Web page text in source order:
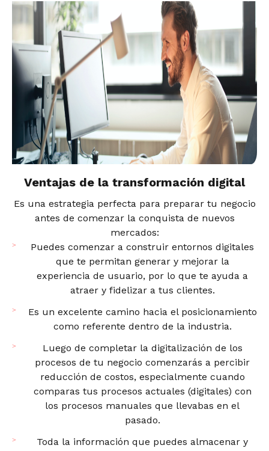
Ventajas de la transformación digital
Es una estrategia perfecta para preparar tu negocio
antes de comenzar la conquista de nuevos
mercados:
Puedes comenzar a construir entornos digitales
que te permitan generar y mejorar la
experiencia de usuario, por lo que te ayuda a
atraer y fidelizar a tus clientes.
Es un excelente camino hacia el posicionamiento
como referente dentro de la industria.
Luego de completar la digitalización de los
procesos de tu negocio comenzarás a percibir
reducción de costos, especialmente cuando
comparas tus procesos actuales (digitales) con
los procesos manuales que llevabas en el
pasado.
Toda la información que puedes almacenar y